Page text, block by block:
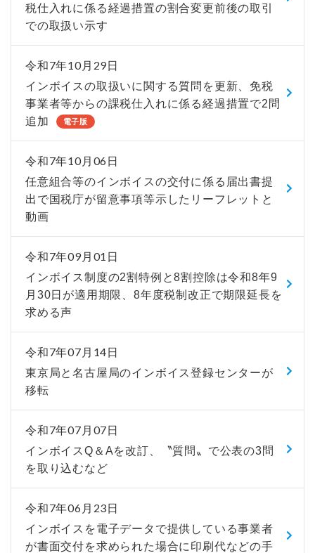
税仕入れに係る経過措置の割合変更前後の取引
での取扱い示す
令和7年10月29日
インボイスの取扱いに関する質問を更新、免税
事業者等からの課税仕入れに係る経過措置で2問
追加
電子版
令和7年10月06日
任意組合等のインボイスの交付に係る届出書提
出で国税庁が留意事項等示したリーフレットと
動画
令和7年09月01日
インボイス制度の2割特例と8割控除は令和8年9
月30日が適用期限、8年度税制改正で期限延長を
求める声
令和7年07月14日
東京局と名古屋局のインボイス登録センターが
移転
令和7年07月07日
インボイスQ＆Aを改訂、〝質問〟で公表の3問
を取り込むなど
令和7年06月23日
インボイスを電子データで提供している事業者
が書面交付を求められた場合に印刷代などの手